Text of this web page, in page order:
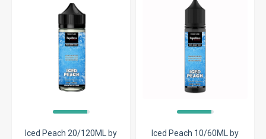
Iced Peach 20/120ML by
Iced Peach 10/60ML by